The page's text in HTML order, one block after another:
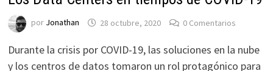
por Jonathan 28 octubre, 2020 0 Comentarios
Durante la crisis por COVID-19, las soluciones en la nube
y los centros de datos tomaron un rol protagónico para